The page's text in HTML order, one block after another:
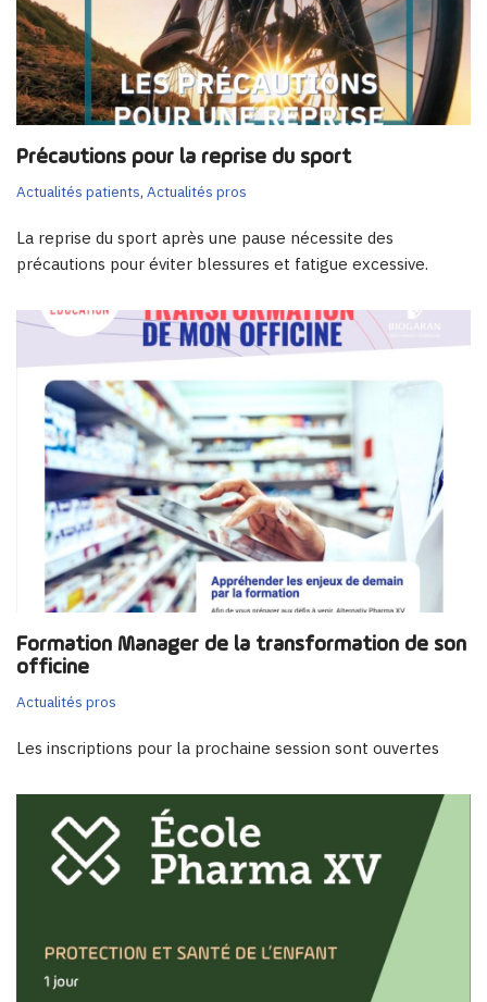
Précautions pour la reprise du sport
Actualités patients, Actualités pros
La reprise du sport après une pause nécessite des
précautions pour éviter blessures et fatigue excessive.
Formation Manager de la transformation de son
officine
Actualités pros
Les inscriptions pour la prochaine session sont ouvertes